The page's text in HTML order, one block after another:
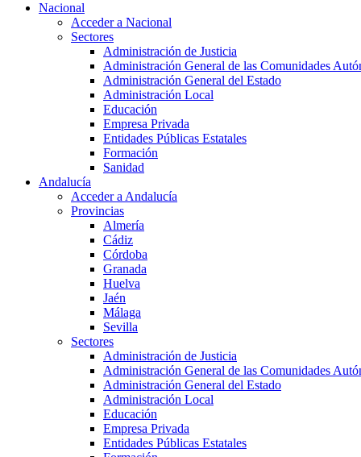
Nacional
Acceder a Nacional
Sectores
Administración de Justicia
Administración General de las Comunidades
Administración General del Estado
Administración Local
Educación
Empresa Privada
Entidades Públicas Estatales
Formación
Sanidad
Andalucía
Acceder a Andalucía
Provincias
Almería
Cádiz
Córdoba
Granada
Huelva
Jaén
Málaga
Sevilla
Sectores
Administración de Justicia
Administración General de las Comunidades
Administración General del Estado
Administración Local
Educación
Empresa Privada
Entidades Públicas Estatales